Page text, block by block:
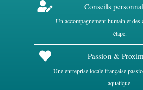
Conseils
Un accompagnement humain et des
étape.
Passion &
Une entreprise locale française
aquatique.